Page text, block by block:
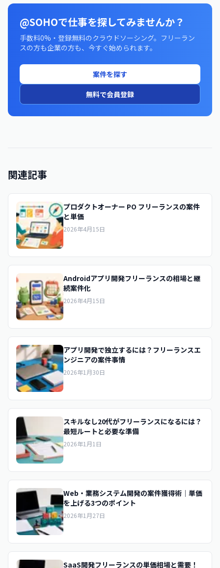
@SOHOで仕事を探してみませんか？
手数料0%・登録無料のクラウドソーシング。フリーラン
スの方も企業の方も、今すぐ始められます。
案件を探す
無料で会員登録
関連記事
プロダクトオーナー PO フリーランスの案件
と単価
2026年4月15日
Androidアプリ開発フリーランスの相場と継
続案件化
2026年4月15日
アプリ開発で独立するには？フリーランスエ
ンジニアの案件事情
2026年1月30日
スキルなし20代がフリーランスになるには？
最短ルートと必要な準備
2026年1月1日
Web・業務システム開発の案件獲得術｜単価
を上げる3つのポイント
2026年1月27日
SaaS開発フリーランスの単価相場と需要！